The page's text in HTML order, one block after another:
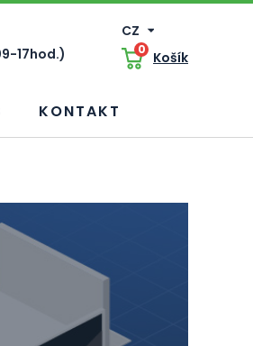
17hod.)
CZ
0 Košík
KONTAKT